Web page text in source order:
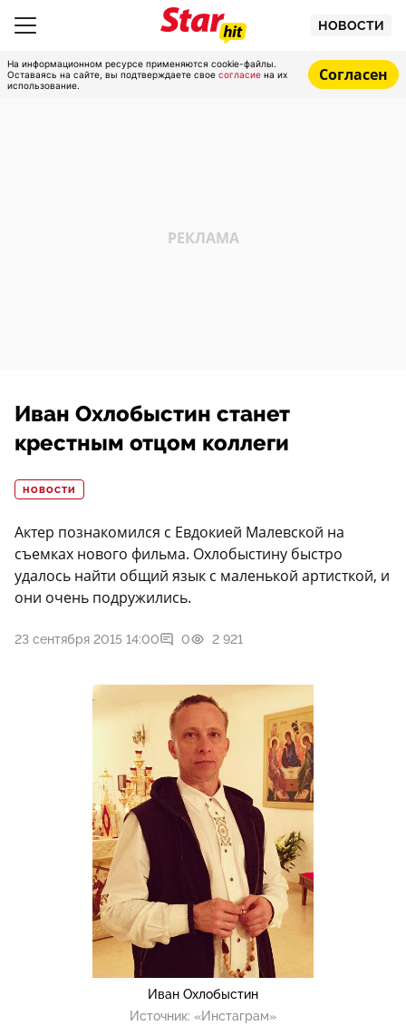
НОВОСТИ
На информационном ресурсе применяются cookie-файлы.
Оставаясь на сайте, вы подтверждаете свое согласие на их
использование.
Согласен
Иван Охлобыстин станет
крестным отцом коллеги
НОВОСТИ
Актер познакомился с Евдокией Малевской на
съемках нового фильма. Охлобыстину быстро
удалось найти общий язык с маленькой артисткой, и
они очень подружились.
23 сентября 2015 14:00 0 2 921
Иван Охлобыстин
Источник: «Инстаграм»